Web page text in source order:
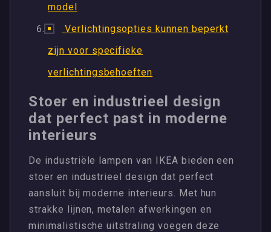
model
Verlichtingsopties kunnen beperkt
zijn voor specifieke
verlichtingsbehoeften
Stoer en industrieel design
dat perfect past in moderne
interieurs
De industriële lampen van IKEA bieden een
stoer en industrieel design dat perfect
aansluit bij moderne interieurs. Met hun
strakke lijnen, metalen afwerkingen en
minimalistische uitstraling voegen deze